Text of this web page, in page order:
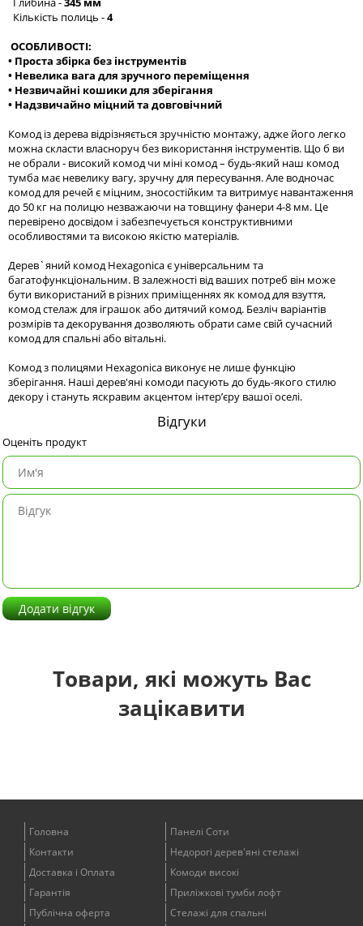
Кількість полиць -4
ОСОБЛИВОСТІ:
• Проста збірка без інструментів
• Невелика вага для зручного переміщення
• Незвичайні кошики для зберігання
• Надзвичайно міцний та довговічний
Комод із дерева відрізняється зручністю монтажу, адже його легко
можна скласти власноруч без використання інструментів. Що б ви
не обрали - високий комод чи міні комод – будь-який наш комод
тумба має невелику вагу, зручну для пересування. Але водночас
комод для речей є міцним, зносостійким та витримує навантаження
до 50 кг на полицю незважаючи на товщину фанери 4-8 мм. Це
перевірено досвідом і забезпечується конструктивними
особливостями та високою якістю матеріалів.
Дерев`яний комод Hexagonica є універсальним та
багатофункціональним. В залежності від ваших потреб він може
бути використаний в різних приміщеннях як комод для взуття,
комод стелаж для іграшок або дитячий комод. Безліч варіантів
розмірів та декорування дозволяють обрати саме свій сучасний
комод для спальні або вітальні.
Комод з полицями Hexagonica виконує не лише функцію
зберігання. Наші дерев'яні комоди пасують до будь-якого стилю
декору і стануть яскравим акцентом інтер’єру вашої оселі.
Відгуки
Оценіть продукт
Додати відгук
Товари, які можуть Вас
зацікавити
Головна
Контакти
Доставка і Оплата
Гарантія
Публічна оферта
Панелі Соти
Недорогі дерев'яні стелажі
Комоди високі
Приліжкові тумби лофт
Стелажі для спальні